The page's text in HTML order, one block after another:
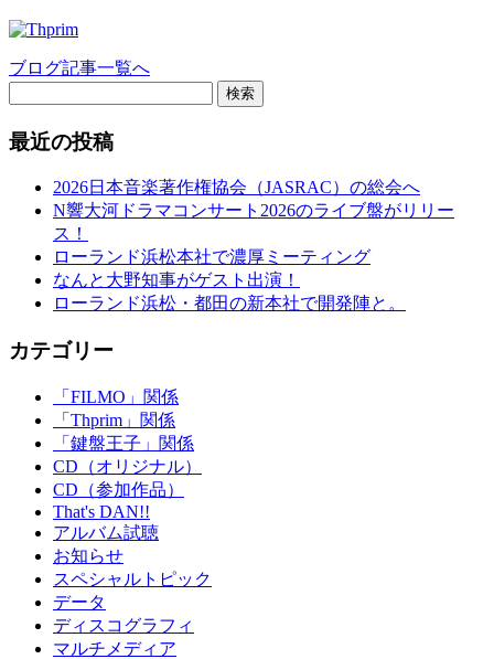
ブログ記事一覧へ
検索
最近の投稿
2026日本音楽著作権協会（JASRAC）の総会へ
N響大河ドラマコンサート2026のライブ盤がリリー
ス！
ローランド浜松本社で濃厚ミーティング
なんと大野知事がゲスト出演！
ローランド浜松・都田の新本社で開発陣と。
カテゴリー
「FILMO」関係
「Thprim」関係
「鍵盤王子」関係
CD（オリジナル）
CD（参加作品）
That's DAN!!
アルバム試聴
お知らせ
スペシャルトピック
データ
ディスコグラフィ
マルチメディア